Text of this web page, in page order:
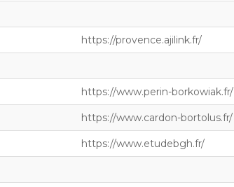
https://provence.ajilink.fr/
https://www.perin-borkowiak.fr/
https://www.cardon-bortolus.fr/
https://www.etudebgh.fr/